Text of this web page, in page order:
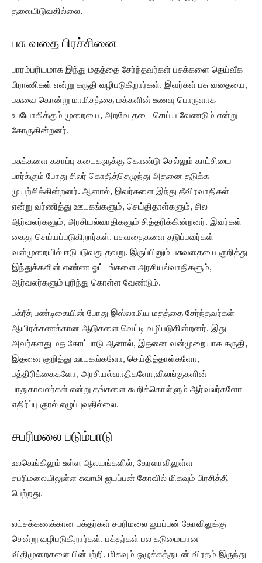
தலையிடுவதில்லை.
பசு வதை பிரச்சினை
பாரம்பரியமாக இந்து மதத்தை சேர்ந்தவர்கள் பசுக்களை தெய்வீக
பிராணிகள் என்று கருதி வழிபடுகிறார்கள். இவர்கள் பசு வதையை,
பசுவை கொன்று மாமிசத்தை மக்களின் உணவு பொருளாக
உபயோகிக்கும் முறையை, அறவே தடை செய்ய வேணடும் என்று
கோருகின்றனர்.
பசுக்களை கசாப்பு கடைகளுக்கு கொண்டு செல்லும் காட்சியை
பார்க்கும் போது சிலர் கொதித்தெழுந்து அதனை தடுக்க
முயற்சிக்கின்றனர். ஆனால், இவர்களை இந்து தீவிரவாதிகள்
என்று வர்ணித்து ஊடகங்களும், செய்திதாள்களும், சில
ஆர்வலர்களும், அரசியல்வாதிகளும் சித்தரிக்கின்றனர். இவர்கள்
கைது செய்யப்படுகிறார்கள். பசுவதைகளை தடுப்பவர்கள்
வன்முறையில் ஈடுபடுவது தவறு. இருப்பினும் பசுவதையை குறித்து
இந்துக்களின் எண்ண ஓட்டங்களை அரசியல்வாதிகளும்,
ஆர்வலர்களும் புரிந்து கொள்ள வேண்டும்.
பக்ரீத் பண்டிகையின் போது இஸ்லாமிய மதத்தை சேர்ந்தவர்கள்
ஆயிரக்கணக்கான ஆடுகளை வெட்டி வழிபடுகின்றனர். இது
அவர்களது மத கோட்பாடு ஆனால், இதனை வன்முறையாக கருதி,
இதனை குறித்து ஊடகங்களோ, செய்தித்தாள்களோ,
பத்திரிக்கைகளோ, அரசியல்வாதிகளோ,விலங்குகளின்
பாதுகாவலர்கள் என்று தங்களை கூறிக்கொள்ளும் ஆர்வலர்களோ
எதிர்ப்பு குரல் எழுப்புவதில்லை.
சபரிமலை படும்பாடு
உலகெங்கிலும் உள்ள ஆலயங்களில், கேரளாவிலுள்ள
சபரிமலையிலுள்ள சுவாமி ஐயப்பன் கோவில் மிகவும் பிரசித்தி
பெற்றது.
லட்சக்கணக்கான பக்தர்கள் சபரிமலை ஐயப்பன் கோவிலுக்கு
சென்று வழிபடுகிறார்கள். பக்தர்கள் பல கடுமையான
விதிமுறைகளை பின்பற்றி, மிகவும் ஒழுக்கத்துடன் விரதம் இருந்து